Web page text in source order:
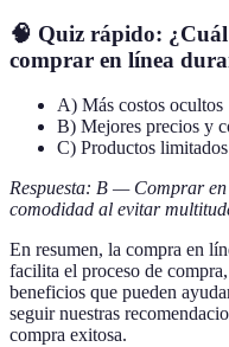
🧠 Quiz rápido:
comprar en línea
A) Más costos ocultos
B) Mejores precios y
C) Productos limitados
Respuesta: B — Comprar en
comodidad al evitar
En resumen, la compra en
facilita el proceso de
beneficios que pueden
seguir nuestras
compra exitosa.